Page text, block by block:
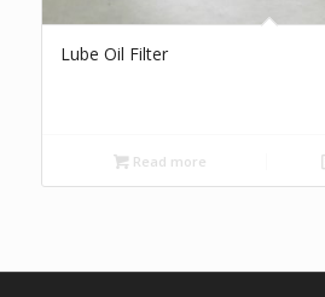
Lube Oil Filter
Read more